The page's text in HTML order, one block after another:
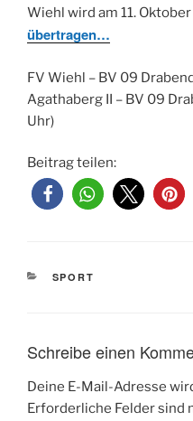
Wiehl wird am 11.
übertragen…
FV Wiehl – BV 09
Agathaberg II – BV 09
Uhr)
Beitrag teilen:
KATEGORIEN
SPORT
Schreibe einen
Deine E-Mail-Adresse
Erforderliche Felder sind